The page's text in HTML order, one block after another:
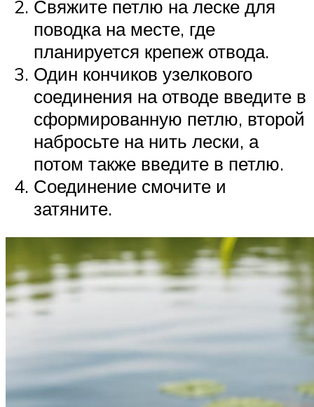
Свяжите петлю на леске для
поводка на месте, где
планируется крепеж отвода.
Один кончиков узелкового
соединения на отводе введите в
сформированную петлю, второй
набросьте на нить лески, а
потом также введите в петлю.
Соединение смочите и
затяните.